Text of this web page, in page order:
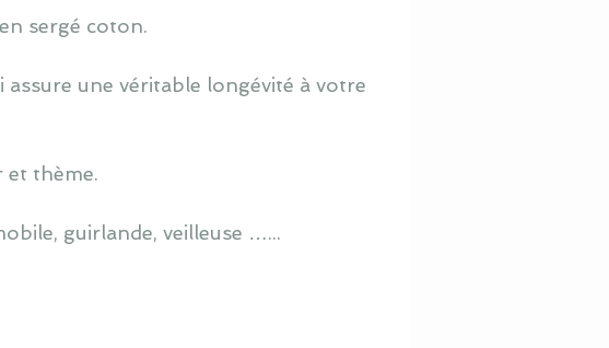
sergé coton.
une véritable longévité à votre
et thème.
guirlande, veilleuse …...